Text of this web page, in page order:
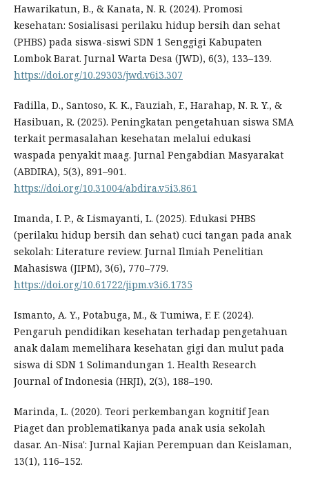
Hawarikatun, B., & Kanata, N. R. (2024). Promosi
kesehatan: Sosialisasi perilaku hidup bersih dan sehat
(PHBS) pada siswa-siswi SDN 1 Senggigi Kabupaten
Lombok Barat. Jurnal Warta Desa (JWD), 6(3), 133–139.
https://doi.org/10.29303/jwd.v6i3.307
Fadilla, D., Santoso, K. K., Fauziah, F., Harahap, N. R. Y., &
Hasibuan, R. (2025). Peningkatan pengetahuan siswa SMA
terkait permasalahan kesehatan melalui edukasi
waspada penyakit maag. Jurnal Pengabdian Masyarakat
(ABDIRA), 5(3), 891–901.
https://doi.org/10.31004/abdira.v5i3.861
Imanda, I. P., & Lismayanti, L. (2025). Edukasi PHBS
(perilaku hidup bersih dan sehat) cuci tangan pada anak
sekolah: Literature review. Jurnal Ilmiah Penelitian
Mahasiswa (JIPM), 3(6), 770–779.
https://doi.org/10.61722/jipm.v3i6.1735
Ismanto, A. Y., Potabuga, M., & Tumiwa, F. F. (2024).
Pengaruh pendidikan kesehatan terhadap pengetahuan
anak dalam memelihara kesehatan gigi dan mulut pada
siswa di SDN 1 Solimandungan 1. Health Research
Journal of Indonesia (HRJI), 2(3), 188–190.
Marinda, L. (2020). Teori perkembangan kognitif Jean
Piaget dan problematikanya pada anak usia sekolah
dasar. An-Nisa': Jurnal Kajian Perempuan dan Keislaman,
13(1), 116–152.